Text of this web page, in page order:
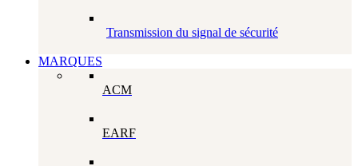
Transmission du signal de sécurité
MARQUES
ACM
EARF